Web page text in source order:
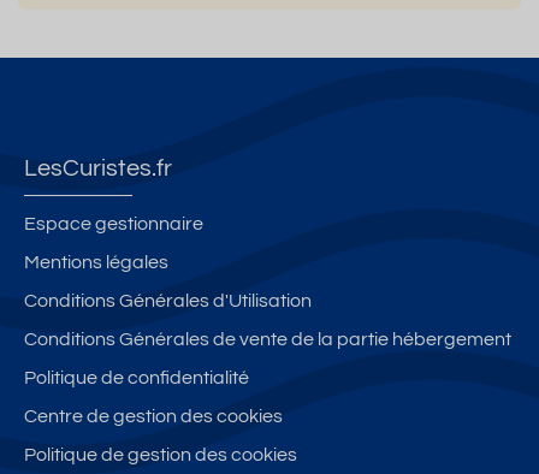
LesCuristes.fr
Espace gestionnaire
Mentions légales
Conditions Générales d'Utilisation
Conditions Générales de vente de la partie hébergement
Politique de confidentialité
Centre de gestion des cookies
Politique de gestion des cookies